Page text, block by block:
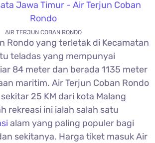
AIR TERJUN COBAN RONDO
Rondo yang terletak di Kecamatan
teladas yang mempunyai
84 meter dan berada 1135 meter
maritim. Air Terjun Coban Rondo
25 KM dari kota Malang
rekreasi ini ialah salah satu
alam yang paling populer bagi
sekitanya. Harga tiket masuk Air